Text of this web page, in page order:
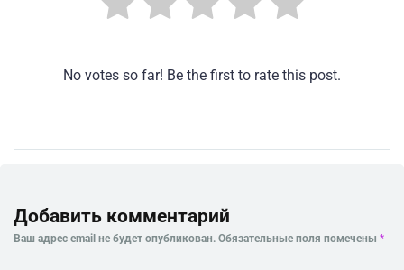
No votes so far! Be the first to rate this post.
Добавить комментарий
Ваш адрес email не будет опубликован. Обязательные поля помечены *